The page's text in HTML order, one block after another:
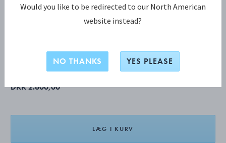
ANTIK spisegaffel
DKK 2.800,00
LÆG I KURV
Would you like to be redirected to our North American
website instead?
NO THANKS YES PLEASE